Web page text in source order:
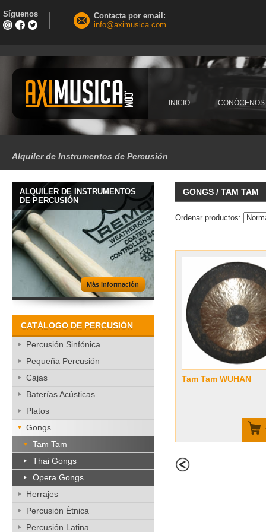
Síguenos
Contacta por email:
info@aximusica.com
Alquiler de Instrumentos de Percusión
INICIO CONÓCENOS
ALQUILER DE INSTRUMENTOS
DE PERCUSIÓN
Más información
CATÁLOGO DE PERCUSIÓN
Percusión Sinfónica
Pequeña Percusión
Cajas
Baterías Acústicas
Platos
Gongs
Tam Tam
Thai Gongs
Opera Gongs
Herrajes
Percusión Étnica
Percusión Latina
GONGS / TAM TAM
Ordenar productos:
Tam Tam WUHAN